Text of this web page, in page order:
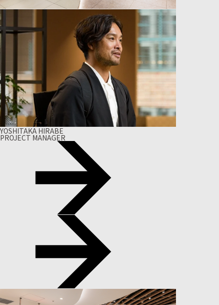
YOSHITAKA HIRABE
PROJECT MANAGER